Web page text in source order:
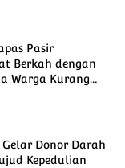
Pasir
Berkah dengan
Warga Kurang
Donor Darah
Kepedulian